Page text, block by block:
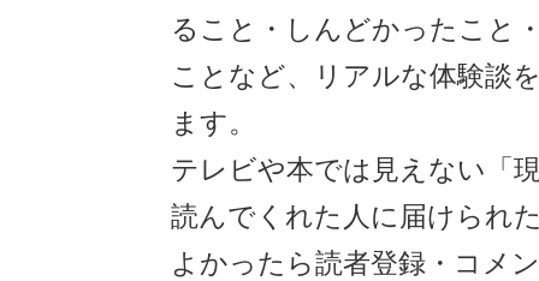
ること・しんどかったこと
ことなど、リアルな体験談
ます。
テレビや本では見えない「
読んでくれた人に届けられ
よかったら読者登録・コメ